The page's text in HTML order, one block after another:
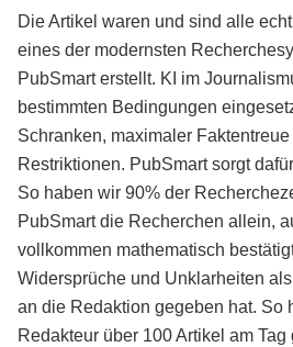
Die Artikel waren und sind alle
eines der modernsten
PubSmart erstellt. KI im
bestimmten Bedingungen
Schranken, maximaler
Restriktionen. PubSmart sorgt
So haben wir 90% der
PubSmart die Recherchen allein,
vollkommen mathematisch
Widersprüche und Unklarheiten
an die Redaktion gegeben hat. So
Redakteur über 100 Artikel am